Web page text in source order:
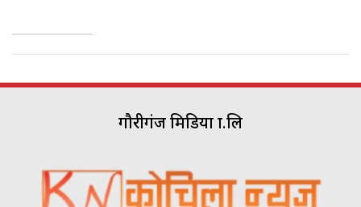
गौरीगंज मिडिया प्रा.लि